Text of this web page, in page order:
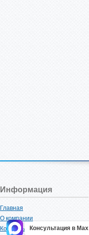
Информация
Главная
О компании
Контакты
Консультация в Max